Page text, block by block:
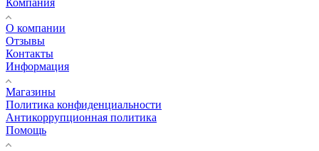
Компания
О компании
Отзывы
Контакты
Информация
Магазины
Политика конфиденциальности
Антикоррупционная политика
Помощь